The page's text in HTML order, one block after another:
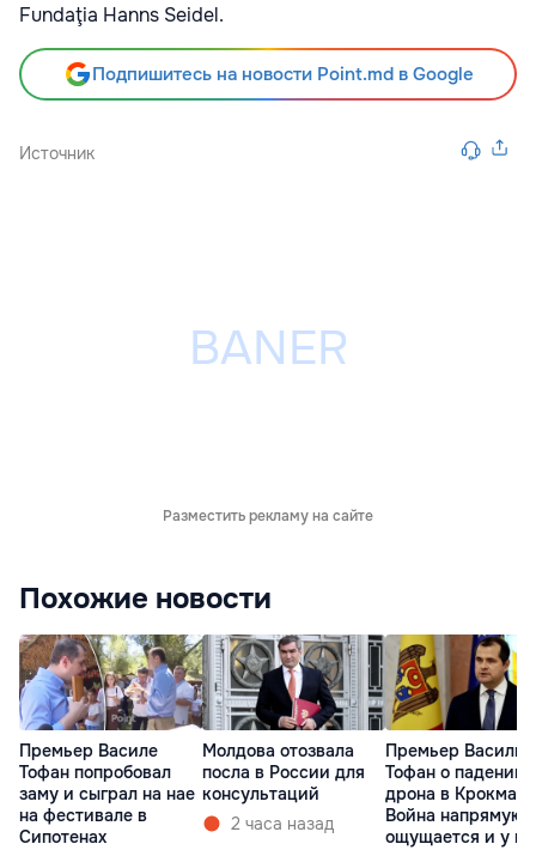
Fundaţia Hanns Seidel.
Подпишитесь на новости Point.md в Google
Источник
Разместить рекламу на сайте
Похожие новости
Премьер Василе
Тофан попробовал
заму и сыграл на нае
на фестивале в
Сипотенах
Молдова отозвала
посла в России для
консультаций
2 часа назад
Премьер Василий
Тофан о падении
дрона в
Война напрямую
ощущается и у